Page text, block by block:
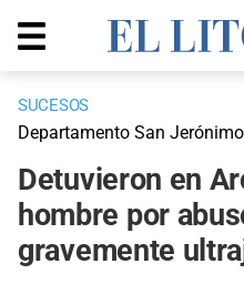
SUCESOS
Departamento San Jerónimo
Detuvieron en
hombre por
gravemente